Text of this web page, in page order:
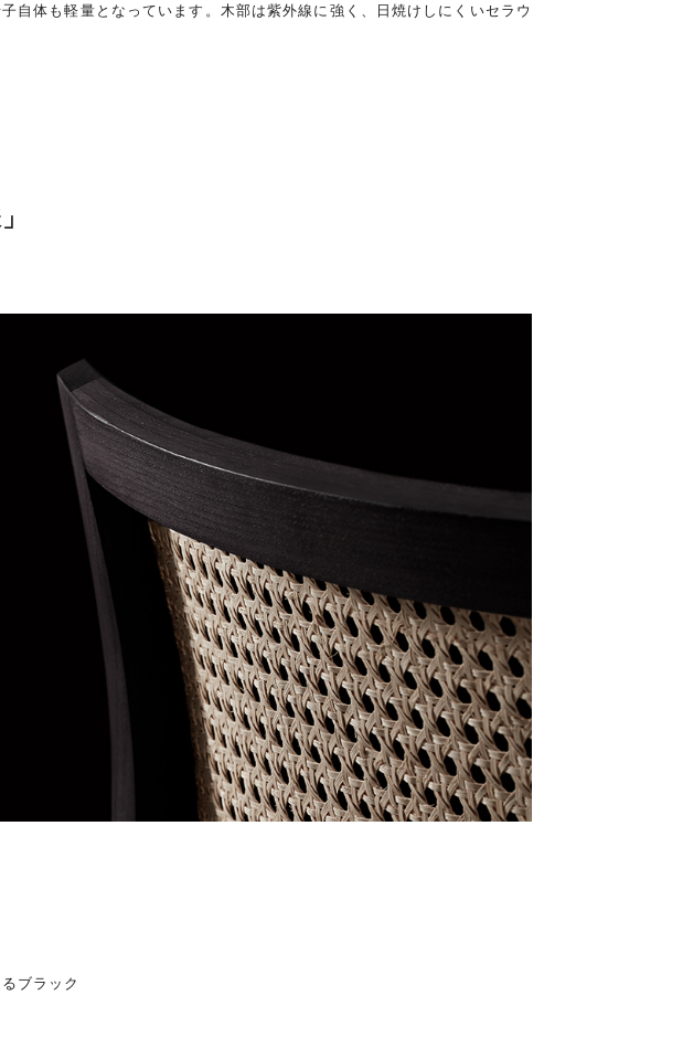
自体も軽量となっています。木部は紫外線に強く、日焼けしにくいセラウ
ブラック